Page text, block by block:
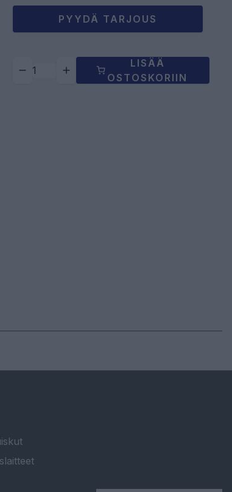
PYYDÄ TARJOUS
LISÄÄ
OSTOSKORIIN